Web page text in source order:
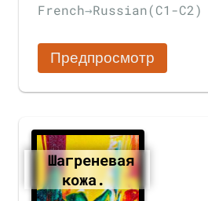
French→Russian(C1-C2)
Предпросмотр
Шагреневая
кожа.